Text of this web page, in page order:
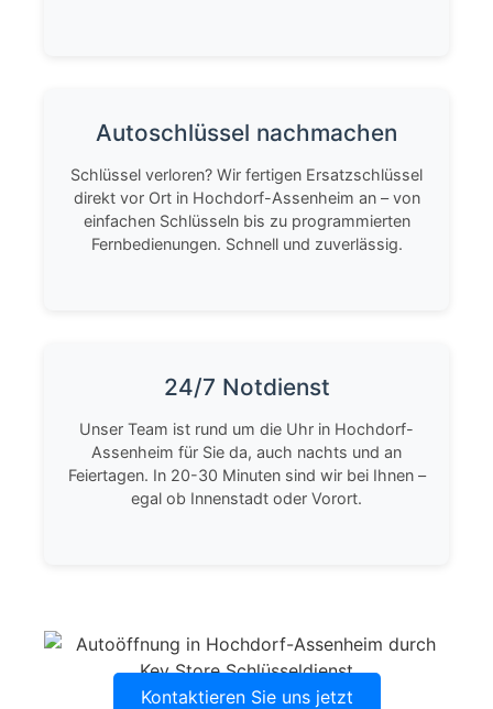
Autoschlüssel nachmachen
Schlüssel verloren? Wir fertigen Ersatzschlüssel
direkt vor Ort in Hochdorf-Assenheim an – von
einfachen Schlüsseln bis zu programmierten
Fernbedienungen. Schnell und zuverlässig.
24/7 Notdienst
Unser Team ist rund um die Uhr in Hochdorf-
Assenheim für Sie da, auch nachts und an
Feiertagen. In 20-30 Minuten sind wir bei Ihnen –
egal ob Innenstadt oder Vorort.
Kontaktieren Sie uns jetzt